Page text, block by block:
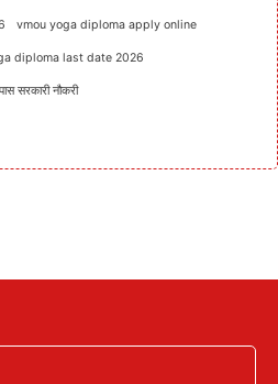
vmou yoga diploma apply online
diploma last date 2026
सरकारी नौकरी